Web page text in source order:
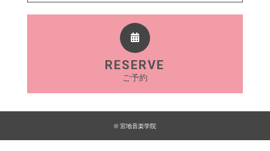
RESERVE
ご予約
© 宮地音楽学院